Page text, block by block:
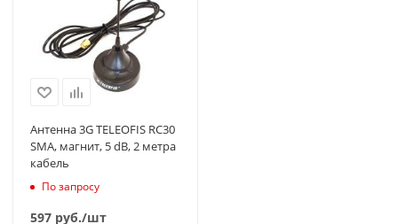
Антенна 3G TELEOFIS RC30
SMA, магнит, 5 dB, 2 метра
кабель
По запросу
597 руб./шт